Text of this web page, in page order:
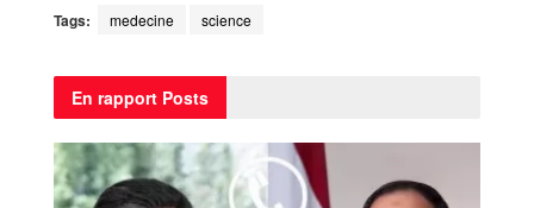
Tags: medecine science
En rapport Posts